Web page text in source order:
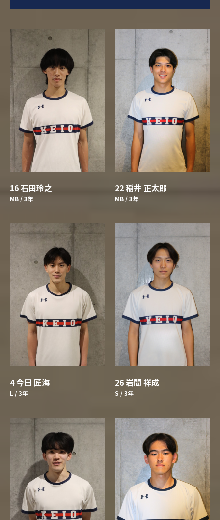
16 石田玲之
MB / 3年
22 稲井 正太郎
MB / 3年
4 今田 匠海
L / 3年
26 岩間 祥成
S / 3年